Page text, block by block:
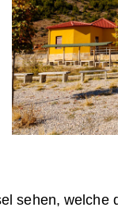
sehen, welche